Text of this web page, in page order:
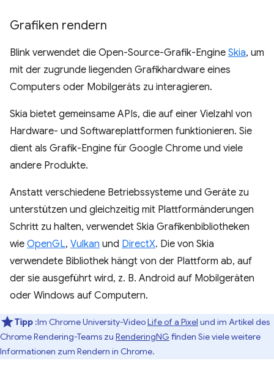
Grafiken rendern
Blink verwendet die Open-Source-Grafik-Engine Skia, um
mit der zugrunde liegenden Grafikhardware eines
Computers oder Mobilgeräts zu interagieren.
Skia bietet gemeinsame APIs, die auf einer Vielzahl von
Hardware- und Softwareplattformen funktionieren. Sie
dient als Grafik-Engine für Google Chrome und viele
andere Produkte.
Anstatt verschiedene Betriebssysteme und Geräte zu
unterstützen und gleichzeitig mit Plattformänderungen
Schritt zu halten, verwendet Skia Grafikenbibliotheken
wie OpenGL, Vulkan und DirectX. Die von Skia
verwendete Bibliothek hängt von der Plattform ab, auf
der sie ausgeführt wird, z. B. Android auf Mobilgeräten
oder Windows auf Computern.
Tipp :Im Chrome University-VideoLife of a Pixel und im Artikel des
Chrome Rendering-Teams zu RenderingNG finden Sie viele weitere
Informationen zum Rendern in Chrome.